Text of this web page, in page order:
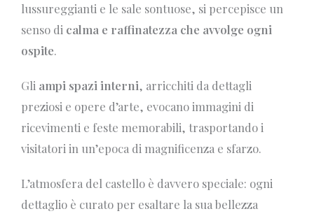
lussureggianti e le sale sontuose, si percepisce un
senso di calma e raffinatezza che avvolge ogni
ospite.
Gli ampi spazi interni, arricchiti da dettagli
preziosi e opere d’arte, evocano immagini di
ricevimenti e feste memorabili, trasportando i
visitatori in un’epoca di magnificenza e sfarzo.
L’atmosfera del castello è davvero speciale: ogni
dettaglio è curato per esaltare la sua bellezza